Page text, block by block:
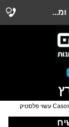
>> קלמר Casos עשוי פלסטיק